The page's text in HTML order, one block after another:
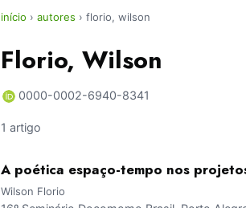
início › autores › florio, wilson
Florio, Wilson
0000-0002-6940-8341
1 artigo
A poética espaço-tempo nos
Wilson Florio